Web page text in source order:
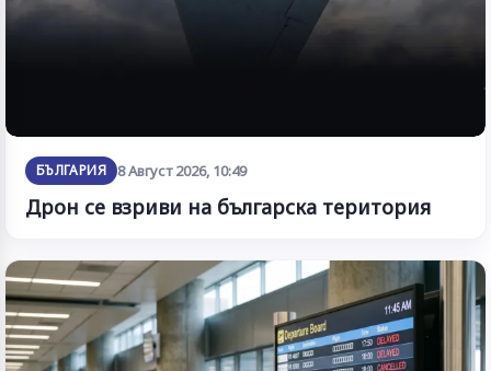
БЪЛГАРИЯ 8 Август 2026, 10:49
Дрон се взриви на българска територия